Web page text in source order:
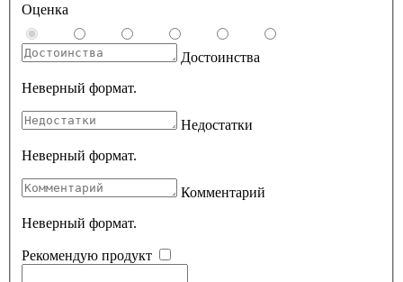
Оценка
Достоинства
Неверный формат.
Недостатки
Неверный формат.
Комментарий
Неверный формат.
Рекомендую продукт